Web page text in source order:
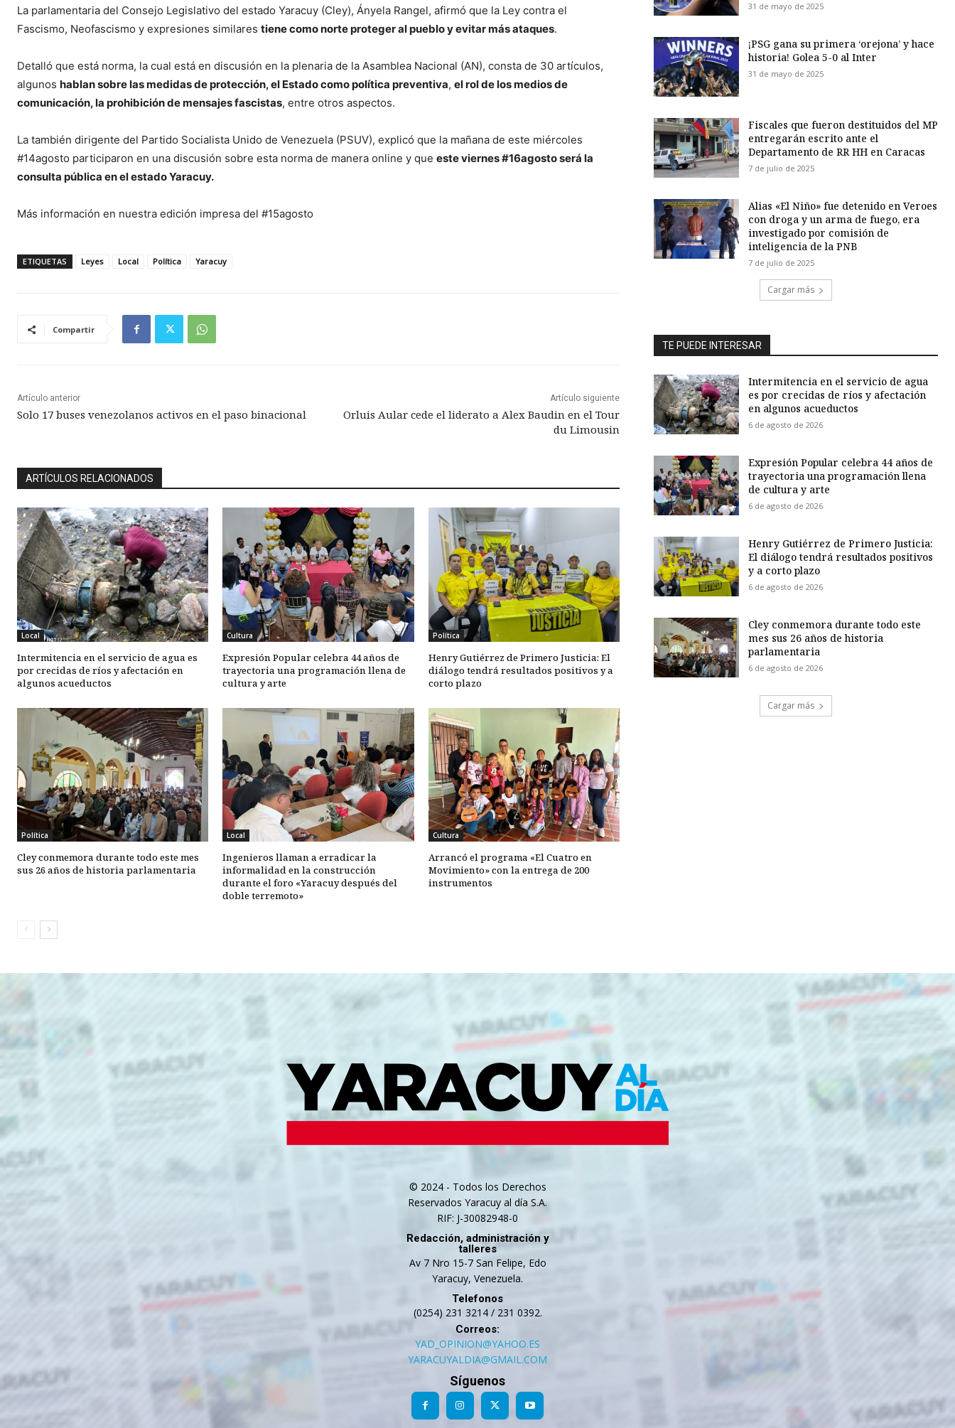
La parlamentaria del Consejo Legislativo del estado Yaracuy (Cley), Ányela Rangel, afirmó que la Ley contra el
Fascismo, Neofascismo y expresiones similares tiene como norte proteger al pueblo y evitar más ataques.
Detalló que está norma, la cual está en discusión en la plenaria de la Asamblea Nacional (AN), consta de 30 artículos,
algunos hablan sobre las medidas de protección, el Estado como política preventiva, el rol de los medios de
comunicación, la prohibición de mensajes fascistas, entre otros aspectos.
La también dirigente del Partido Socialista Unido de Venezuela (PSUV), explicó que la mañana de este miércoles
#14agosto participaron en una discusión sobre esta norma de manera online y que este viernes #16agosto será la
consulta pública en el estado Yaracuy.
Más información en nuestra edición impresa del #15agosto
ETIQUETAS Leyes Local Política Yaracuy
Compartir
Artículo anterior
Solo 17 buses venezolanos activos en el paso binacional
Artículo siguiente
Orluis Aular cede el liderato a Alex Baudin en el Tour
du Limousin
ARTÍCULOS RELACIONADOS
Local
Intermitencia en el servicio de agua es
por crecidas de ríos y afectación en
algunos acueductos
Cultura
Expresión Popular celebra 44 años de
trayectoria una programación llena de
cultura y arte
Política
Henry Gutiérrez de Primero Justicia: El
diálogo tendrá resultados positivos y a
corto plazo
Política
Cley conmemora durante todo este mes
sus 26 años de historia parlamentaria
Local
Ingenieros llaman a erradicar la
informalidad en la construcción
durante el foro «Yaracuy después del
doble terremoto»
Cultura
Arrancó el programa «El Cuatro en
Movimiento» con la entrega de 200
instrumentos
31 de mayo de 2025
¡PSG gana su primera ‘orejona’ y hace
historia! Golea 5-0 al Inter
31 de mayo de 2025
Fiscales que fueron destituidos del MP
entregarán escrito ante el
Departamento de RR HH en Caracas
7 de julio de 2025
Alias «El Niño» fue detenido en Veroes
con droga y un arma de fuego, era
investigado por comisión de
inteligencia de la PNB
7 de julio de 2025
Cargar más
TE PUEDE INTERESAR
Intermitencia en el servicio de agua
es por crecidas de ríos y afectación
en algunos acueductos
6 de agosto de 2026
Expresión Popular celebra 44 años de
trayectoria una programación llena
de cultura y arte
6 de agosto de 2026
Henry Gutiérrez de Primero Justicia:
El diálogo tendrá resultados positivos
y a corto plazo
6 de agosto de 2026
Cley conmemora durante todo este
mes sus 26 años de historia
parlamentaria
6 de agosto de 2026
Cargar más
© 2024 - Todos los Derechos
Reservados Yaracuy al día S.A.
RIF: J-30082948-0
Redacción, administración y
talleres
Av 7 Nro 15-7 San Felipe, Edo
Yaracuy, Venezuela.
Telefonos
(0254) 231 3214 / 231 0392.
Correos:
YAD_OPINION@YAHOO.ES
YARACUYALDIA@GMAIL.COM
Síguenos